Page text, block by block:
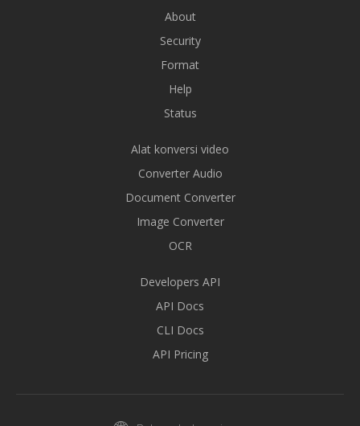
About
Security
Format
Help
Status
Alat konversi video
Converter Audio
Document Converter
Image Converter
OCR
Developers API
API Docs
CLI Docs
API Pricing